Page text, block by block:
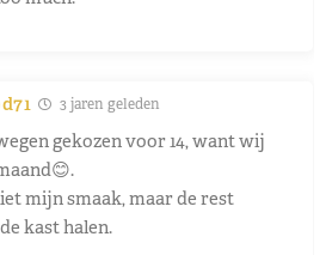
3 jaren geleden
gekozen voor 14, want wij
mijn smaak, maar de rest
kast halen.